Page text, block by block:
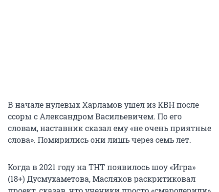
В начале нулевых Харламов ушел из КВН после
ссоры с Александром Васильевичем. По его
словам, наставник сказал ему «не очень приятные
слова». Помирились они лишь через семь лет.
Когда в 2021 году на ТНТ появилось шоу «Игра»
(18+) Дусмухаметова, Масляков раскритиковал